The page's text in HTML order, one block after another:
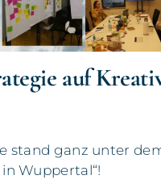
auf
stand ganz unter
Wuppertal“!